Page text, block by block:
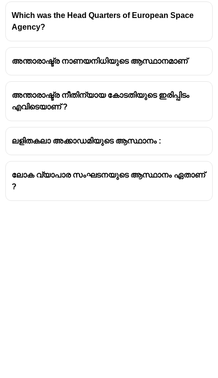
Which was the Head Quarters of European Space
Agency?
അന്താരാഷ്ട്ര നാണയനിധിയുടെ ആസ്ഥാനമാണ്
അന്താരാഷ്ട്ര നീതിന്യായ കോടതിയുടെ ഇരിപ്പിടം
എവിടെയാണ് ?
ലളിതകലാ അക്കാഡമിയുടെ ആസ്ഥാനം :
ലോക വ്യാപാര സംഘടനയുടെ ആസ്ഥാനം ഏതാണ്
?